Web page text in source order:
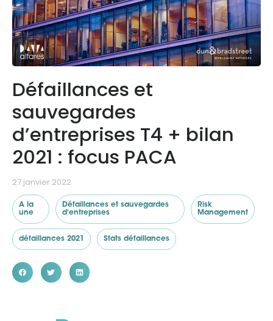
Nos data
Notre groupe
Défaillances et
sauvegardes
d’entreprises T4 + bilan
2021 : focus PACA
27 janvier 2022
A la
une
Défaillances et sauvegardes
d'entreprises
Risk
Management
défaillances 2021 Stats défaillances